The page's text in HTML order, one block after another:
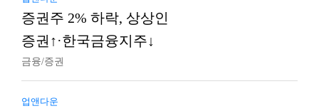
증권주 2% 하락, 상상인
증권↑·한국금융지주↓
금융/증권
업앤다운